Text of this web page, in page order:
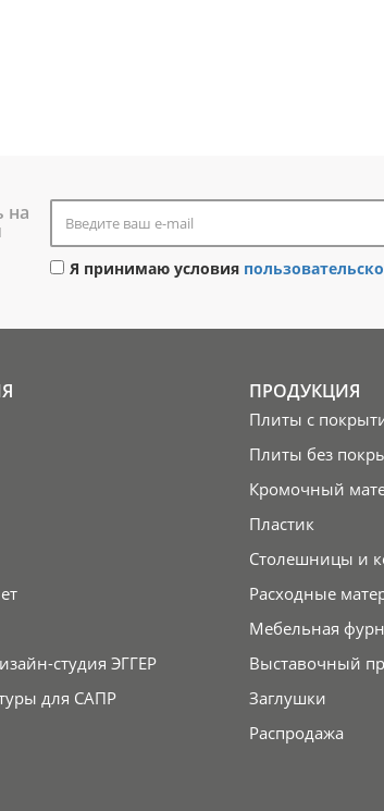
на
Я принимаю условия
студия ЭГГЕР
для САПР
ПРОДУКЦИЯ
Плиты с
Плиты без
Кромочный
Пластик
Столешницы и
Расходные
Мебельная
Выставочный
Заглушки
Распродажа